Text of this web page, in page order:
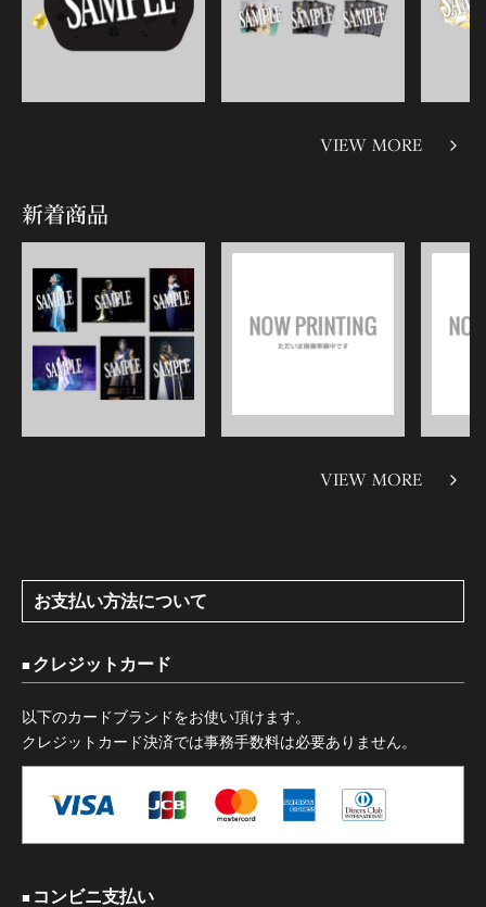
VIEW MORE
新着商品
VIEW MORE
お支払い方法について
クレジットカード
以下のカードブランドをお使い頂けます。
クレジットカード決済では事務手数料は必要ありません。
コンビニ支払い